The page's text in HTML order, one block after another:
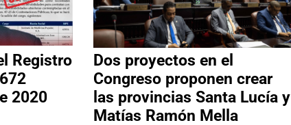
Registro
2020
Dos proyectos en el
Congreso proponen crear
las provincias Santa Lucía y
Matías Ramón Mella